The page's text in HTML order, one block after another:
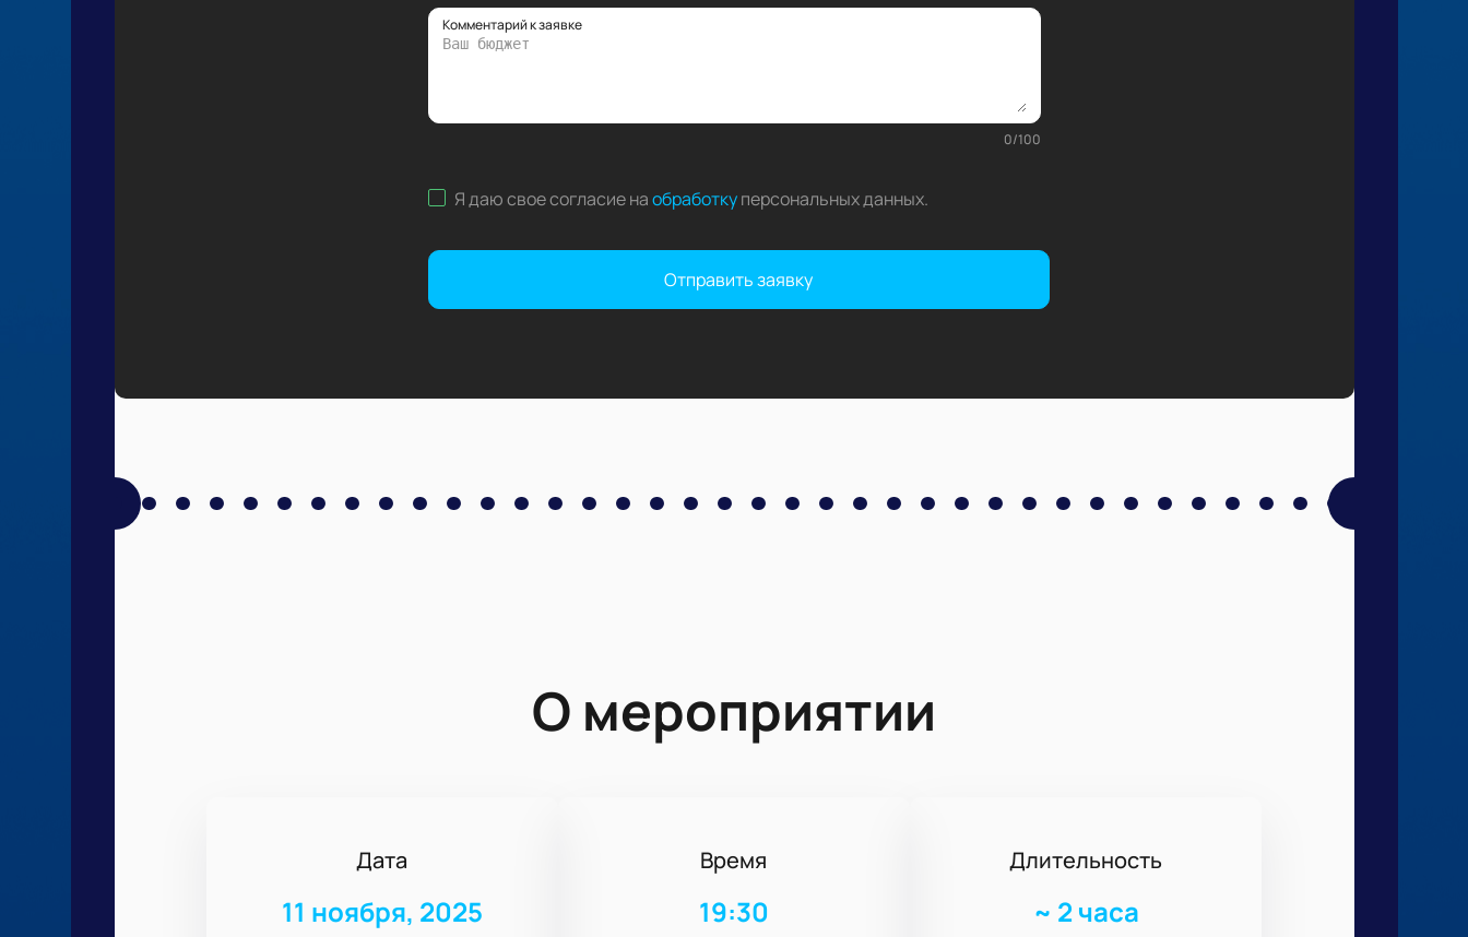
Комментарий к заявке
0/100
Я даю свое согласие наобработку персональных данных.
Отправить заявку
О мероприятии
Дата
11 ноября, 2025
Время
19:30
Длительность
~ 2 часа